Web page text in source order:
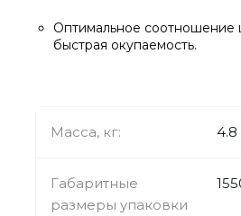
Оптимальное соотношение
быстрая окупаемость.
Масса, кг: 4.8
Габаритные
размеры упаковки